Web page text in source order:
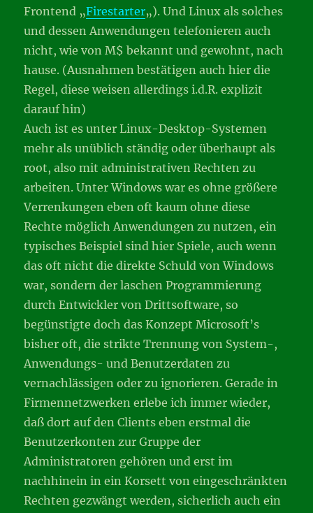
Frontend „Firestarter„). Und Linux als solches
und dessen Anwendungen telefonieren auch
nicht, wie von M$ bekannt und gewohnt, nach
hause. (Ausnahmen bestätigen auch hier die
Regel, diese weisen allerdings i.d.R. explizit
darauf hin)
Auch ist es unter Linux-Desktop-Systemen
mehr als unüblich ständig oder überhaupt als
root, also mit administrativen Rechten zu
arbeiten. Unter Windows war es ohne größere
Verrenkungen eben oft kaum ohne diese
Rechte möglich Anwendungen zu nutzen, ein
typisches Beispiel sind hier Spiele, auch wenn
das oft nicht die direkte Schuld von Windows
war, sondern der laschen Programmierung
durch Entwickler von Drittsoftware, so
begünstigte doch das Konzept Microsoft’s
bisher oft, die strikte Trennung von System-,
Anwendungs- und Benutzerdaten zu
vernachlässigen oder zu ignorieren. Gerade in
Firmennetzwerken erlebe ich immer wieder,
daß dort auf den Clients eben erstmal die
Benutzerkonten zur Gruppe der
Administratoren gehören und erst im
nachhinein in ein Korsett von eingeschränkten
Rechten gezwängt werden, sicherlich auch ein